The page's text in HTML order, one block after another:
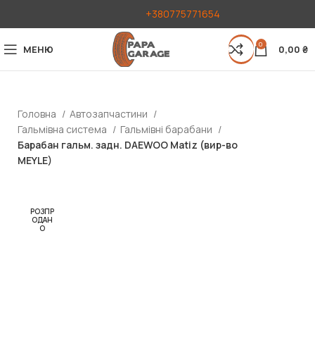
+380775771654
МЕНЮ 0 0,00 ₴
Головна
Автозапчастини
Гальмівна система
Гальмівні барабани
Барабан гальм. задн. DAEWOO Matiz (вир-во
MEYLE)
РОЗПР
ОДАН
О